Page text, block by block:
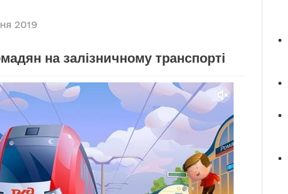
2019
на залізничному транспорті